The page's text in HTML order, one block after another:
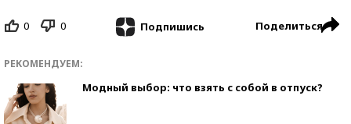
0 0 Подпишись Поделиться
РЕКОМЕНДУЕМ:
Модный выбор: что взять с собой в отпуск?